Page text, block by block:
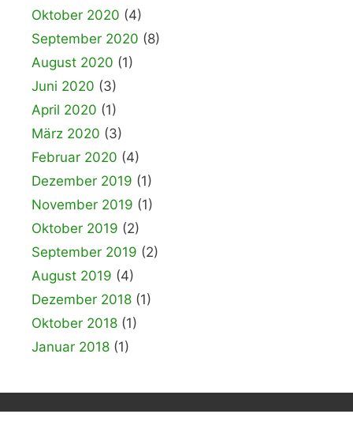
Oktober 2020 (4)
September 2020 (8)
August 2020 (1)
Juni 2020 (3)
April 2020 (1)
März 2020 (3)
Februar 2020 (4)
Dezember 2019 (1)
November 2019 (1)
Oktober 2019 (2)
September 2019 (2)
August 2019 (4)
Dezember 2018 (1)
Oktober 2018 (1)
Januar 2018 (1)